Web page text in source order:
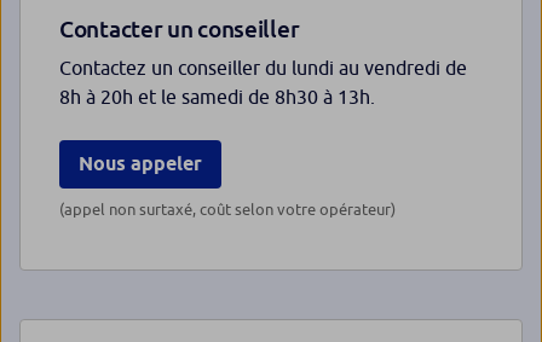
Contacter un conseiller
Contactez un conseiller du lundi au vendredi de
8h à 20h et le samedi de 8h30 à 13h.
Nous appeler
(appel non surtaxé, coût selon votre opérateur)